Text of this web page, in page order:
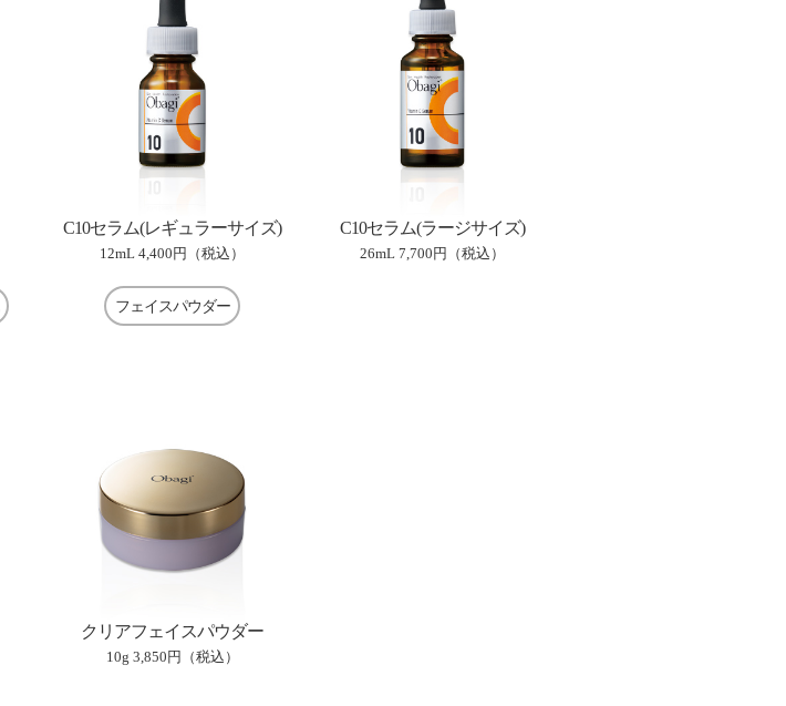
C10セラム(レギュラーサイズ)
12mL 4,400円（税込）
C10セラム(ラージサイズ)
26mL 7,700円（税込）
フェイスパウダー
クリアフェイスパウダー
10g 3,850円（税込）